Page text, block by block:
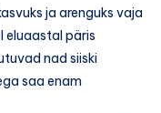
ja arenguks vaja
eluaastal päris
nad siiski
saa enam